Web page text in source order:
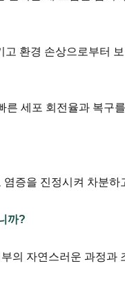
환경 손상으로부터
른 세포 회전율과 복구
증을 진정시켜 차분
까?
의 자연스러운 과정과